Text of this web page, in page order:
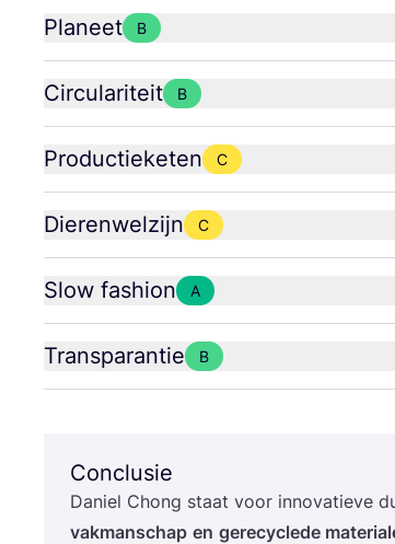
Planeet B
Circulariteit B
Productieketen C
Dierenwelzijn C
Slow fashion A
Transparantie B
Conclusie
Daniel Chong staat voor inno­va­tie­ve
vak­man­schap en gere­cy­cle­de